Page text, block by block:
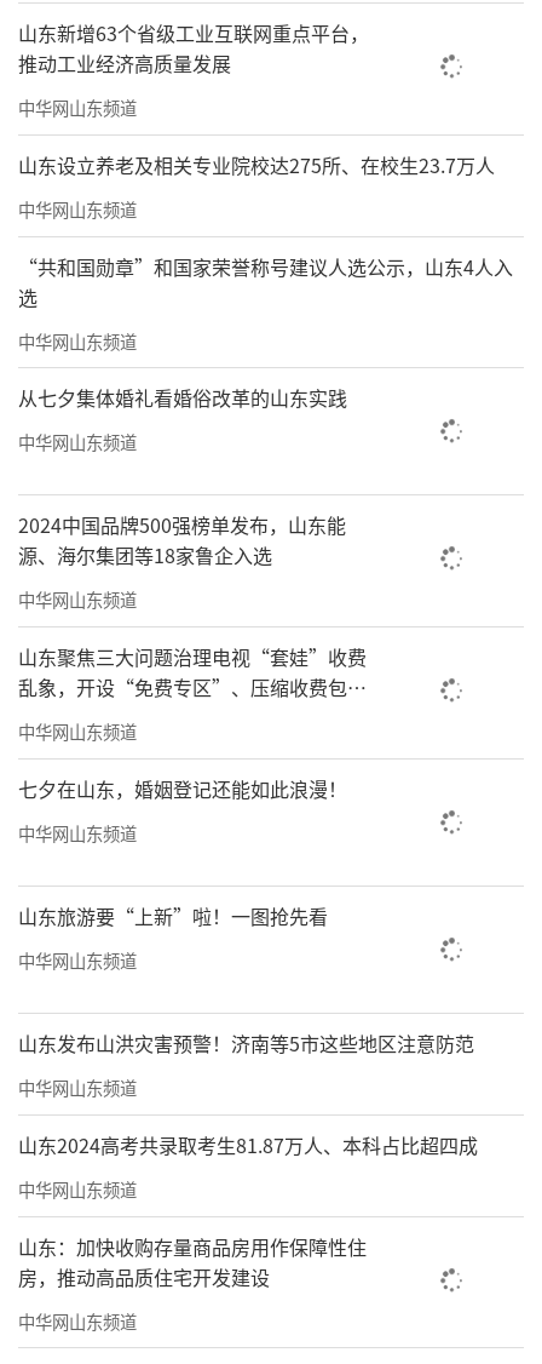
色篇章”。
据悉，本次展览将持续至9月9日。期间，
来自全球多个国家和地区的嘉宾、专家学者、
企业代表将齐聚青岛，共商海洋合作发展大
计，共享蓝色发展机遇。
（来源：海报新闻记者 逯蔷薇）
山东新增63个省级工业互联网重点平台，
推动工业经济高质量发展
中华网山东频道
山东设立养老及相关专业院校达275所、在校生23.7万人
中华网山东频道
“共和国勋章”和国家荣誉称号建议人选公示，山东4人入
选
中华网山东频道
从七夕集体婚礼看婚俗改革的山东实践
中华网山东频道
2024中国品牌500强榜单发布，山东能
源、海尔集团等18家鲁企入选
中华网山东频道
山东聚焦三大问题治理电视“套娃”收费
乱象，开设“免费专区”、压缩收费包比
例70%以上
中华网山东频道
七夕在山东，婚姻登记还能如此浪漫！
中华网山东频道
山东旅游要“上新”啦！一图抢先看
中华网山东频道
山东发布山洪灾害预警！济南等5市这些地区注意防范
中华网山东频道
山东2024高考共录取考生81.87万人、本科占比超四成
中华网山东频道
山东：加快收购存量商品房用作保障性住
房，推动高品质住宅开发建设
中华网山东频道